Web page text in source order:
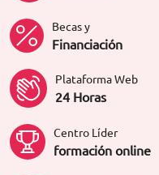
Becas y
Financiación
Plataforma Web
24 Horas
Centro Líder
formación online